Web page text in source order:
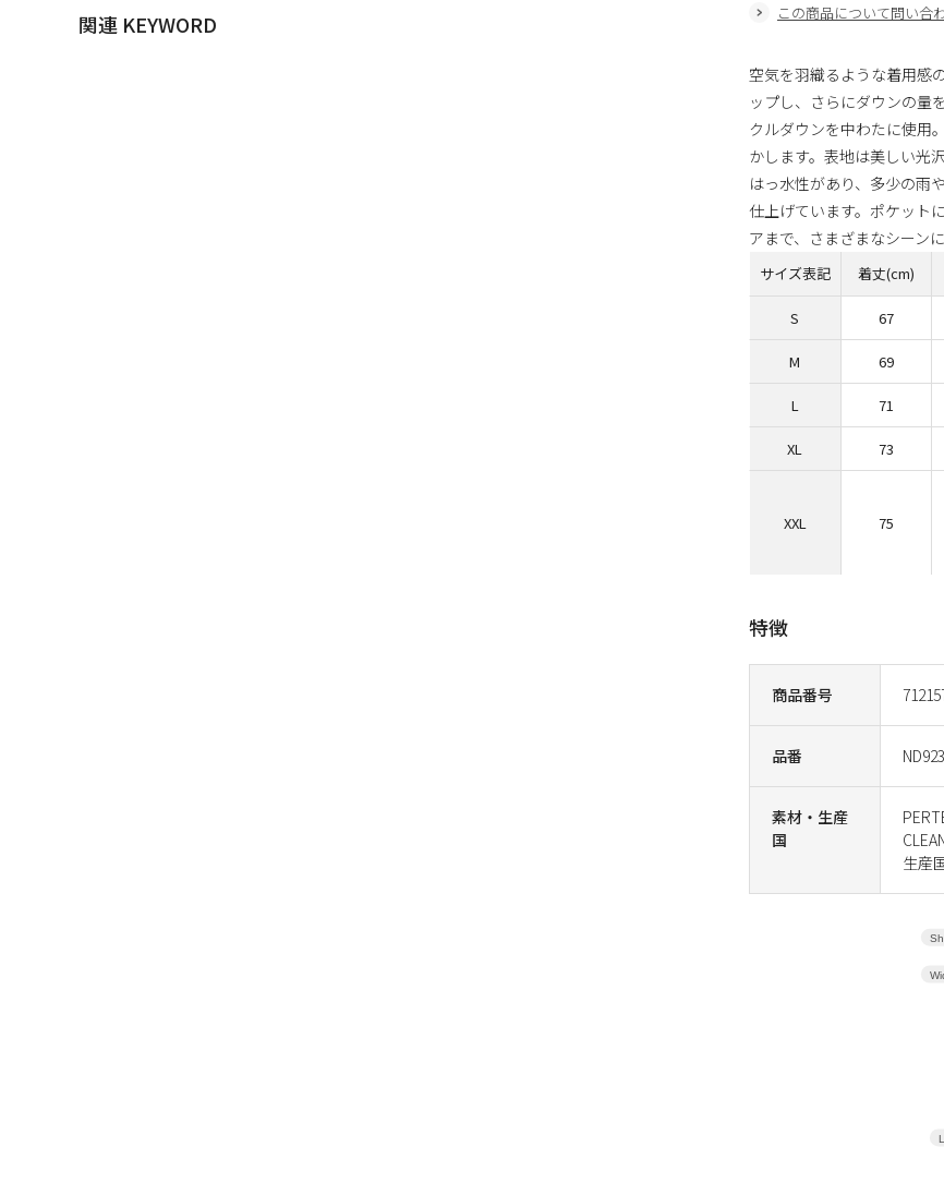
関連 KEYWORD
商品番号
品番
素材・生産
国
生産
この商品について問い合
空気を羽織るような着用感
ップし、さらにダウンの量
クルダウンを中わたに使用
かします。表地は美しい光
はっ水性があり、多少の雨
仕上げています。ポケット
アまで、さまざまなシーン
特徴
サイズ表記 着丈(cm)
S 67
M 69
L 71
XL 73
XXL 75